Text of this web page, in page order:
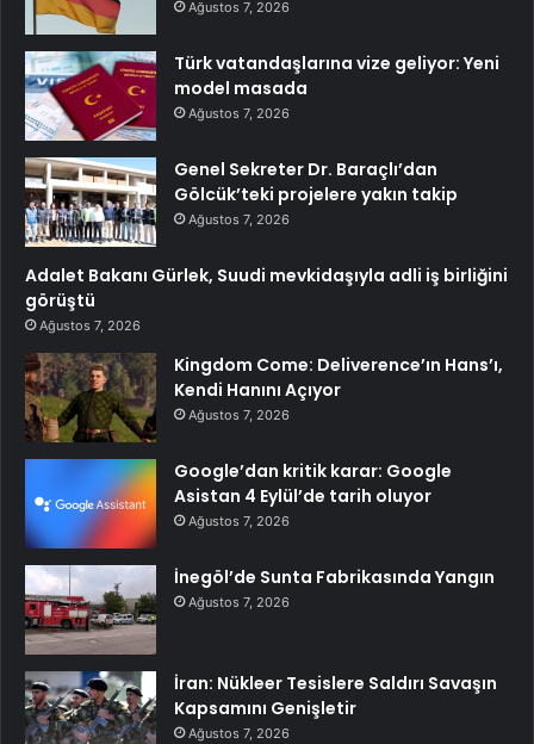
Ağustos 7, 2026
Türk vatandaşlarına vize geliyor: Yeni
model masada
Ağustos 7, 2026
Genel Sekreter Dr. Baraçlı’dan
Gölcük’teki projelere yakın takip
Ağustos 7, 2026
Adalet Bakanı Gürlek, Suudi mevkidaşıyla adli iş birliğini
görüştü
Ağustos 7, 2026
Kingdom Come: Deliverence’ın Hans’ı,
Kendi Hanını Açıyor
Ağustos 7, 2026
Google’dan kritik karar: Google
Asistan 4 Eylül’de tarih oluyor
Ağustos 7, 2026
İnegöl’de Sunta Fabrikasında Yangın
Ağustos 7, 2026
İran: Nükleer Tesislere Saldırı Savaşın
Kapsamını Genişletir
Ağustos 7, 2026